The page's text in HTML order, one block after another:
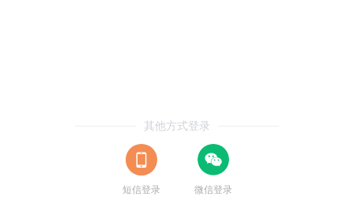
其他方式登录
短信登录 微信登录